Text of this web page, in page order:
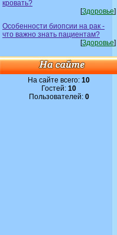
кровать?
[Здоровье]
Особенности биопсии на рак -
что важно знать пациентам?
[Здоровье]
На сайте всего:10
Гостей:10
Пользователей: 0